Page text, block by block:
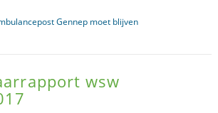
Gennep moet blijven
wsw